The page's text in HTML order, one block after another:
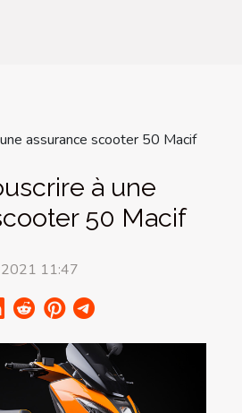
assurance scooter 50 Macif
à une
50 Macif
2021 11:47